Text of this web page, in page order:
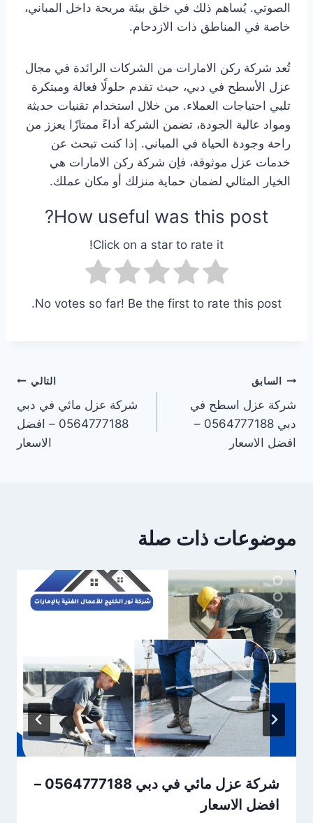
الصوتي. يُساهم ذلك في خلق بيئة مريحة داخل المباني،
خاصة في المناطق ذات الازدحام.
تُعد شركة ركن الامارات من الشركات الرائدة في مجال
عزل الأسطح في دبي، حيث تقدم حلولًا فعالة ومبتكرة
تلبي احتياجات العملاء. من خلال استخدام تقنيات حديثة
ومواد عالية الجودة، تضمن الشركة أداءً ممتازًا يعزز من
راحة وجودة الحياة في المباني. إذا كنت تبحث عن
خدمات عزل موثوقة، فإن شركة ركن الامارات هي
الخيار المثالي لضمان حماية منزلك أو مكان عملك.
How useful was this post?
Click on a star to rate it!
No votes so far! Be the first to rate this post.
تصفّح
المقالات
السابق
شركة عزل اسطح في
دبي 0564777188 –
افضل الاسعار
التالي
شركة عزل مائي في دبي
0564777188 – افضل
الاسعار
موضوعات ذات صلة
شركة عزل مائي في دبي 0564777188 –
افضل الاسعار